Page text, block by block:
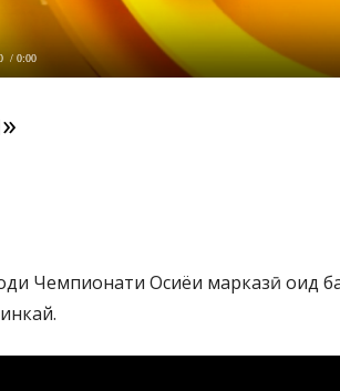
/ 0:00
Чемпионати Осиёи марказӣ оид